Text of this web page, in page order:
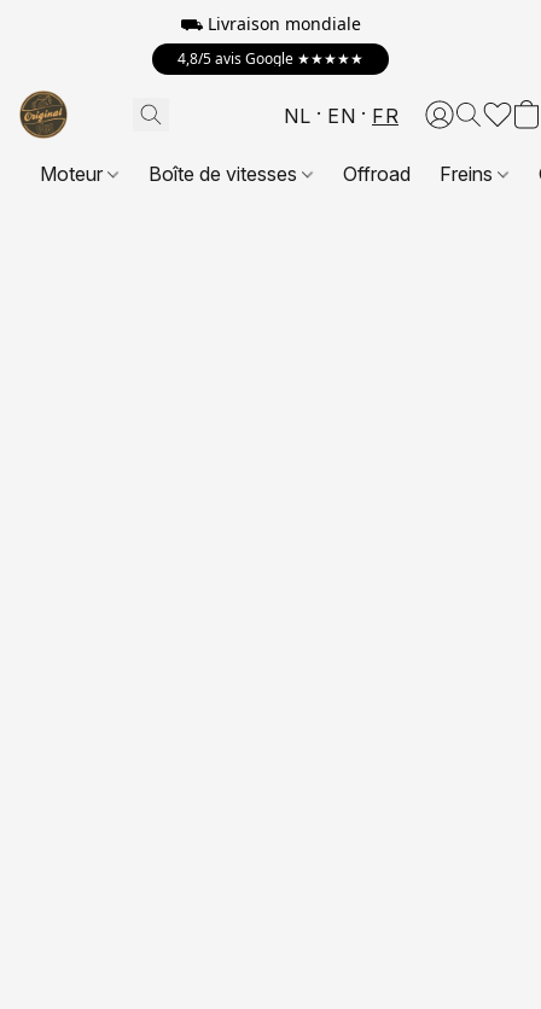
⛟ Livraison mondiale
4,8/5 avis Google ★★★★★
NL EN FR
Moteur Boîte de vitesses Offroad Freins